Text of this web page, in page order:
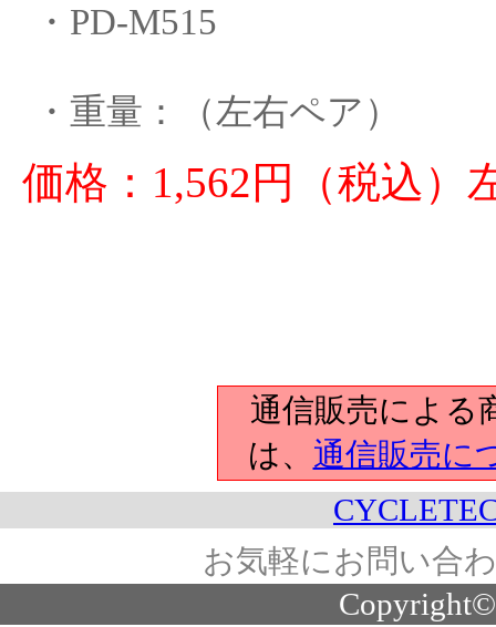
・PD-M515
・重量：（左右ペア）
価格：1,562円（税込）
通信販売による
は、 通信販売に
お気軽にお問い合